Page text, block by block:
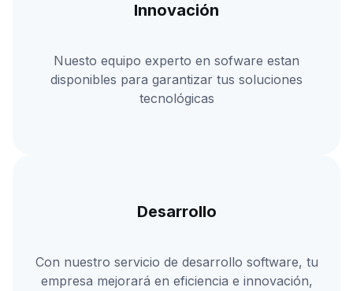
Innovación
Nuesto equipo experto en sofware estan
disponibles para garantizar tus soluciones
tecnológicas
Desarrollo
Con nuestro servicio de desarrollo software, tu
empresa mejorará en eficiencia e innovación,